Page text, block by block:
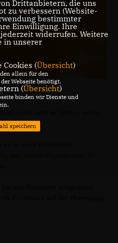
Drittanbietern, die uns
zu verbessern (Website-
bestimmter
Einwilligung. Ihre
widerrufen. Weitere
in unserer
Cookies (Übersicht)
allein für den
Webseite benötigt.
(Übersicht)
binden wir Dienste und
speichern